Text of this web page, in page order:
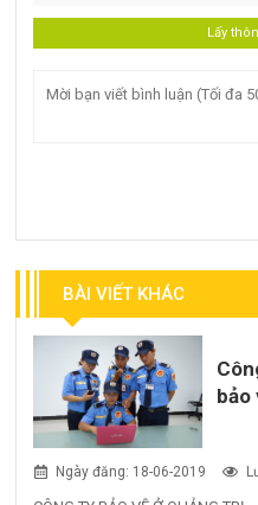
BÀI VIẾT KHÁC
bảo
Ngày đăng: 18-06-2019